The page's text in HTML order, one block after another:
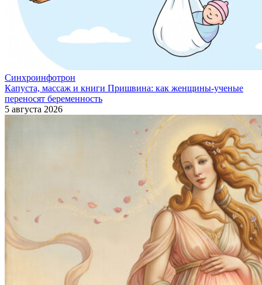
Синхроинфотрон
Капуста, массаж и книги Пришвина: как женщины-ученые
переносят беременность
5 августа 2026